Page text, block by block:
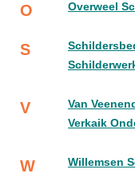
O Overweel
S
V
Van
Verkaik
W Willemsen